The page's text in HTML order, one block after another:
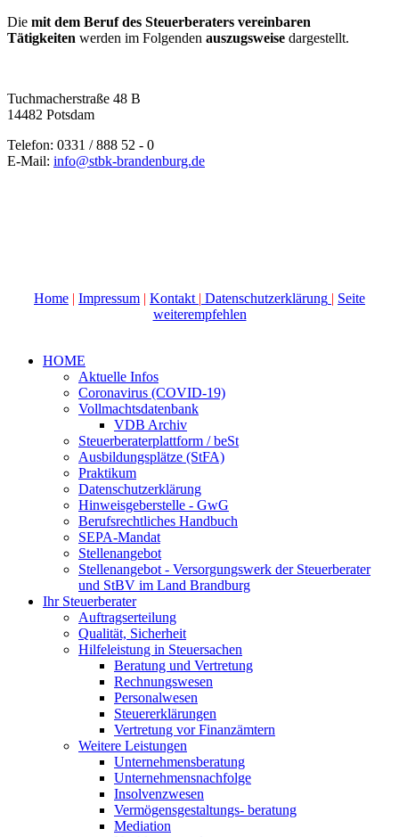
Die mit dem Beruf des Steuerberaters vereinbaren
Tätigkeiten werden im Folgenden auszugsweise dargestellt.
Tuchmacherstraße 48 B
14482 Potsdam
Telefon: 0331 / 888 52 - 0
E-Mail: info@stbk-brandenburg.de
Home | Impressum | Kontakt | Datenschutzerklärung | Seite
weiterempfehlen
HOME
Aktuelle Infos
Coronavirus (COVID-19)
Vollmachtsdatenbank
VDB Archiv
Steuerberaterplattform / beSt
Ausbildungsplätze (StFA)
Praktikum
Datenschutzerklärung
Hinweisgeberstelle - GwG
Berufsrechtliches Handbuch
SEPA-Mandat
Stellenangebot
Stellenangebot - Versorgungswerk der Steuerberater
und StBV im Land Brandburg
Ihr Steuerberater
Auftragserteilung
Qualität, Sicherheit
Hilfeleistung in Steuersachen
Beratung und Vertretung
Rechnungswesen
Personalwesen
Steuererklärungen
Vertretung vor Finanzämtern
Weitere Leistungen
Unternehmensberatung
Unternehmensnachfolge
Insolvenzwesen
Vermögensgestaltungs- beratung
Mediation